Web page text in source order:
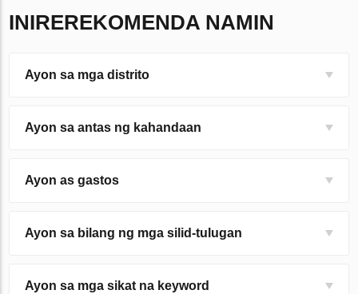
INIREREKOMENDA NAMIN
Ayon sa mga distrito
Ayon sa antas ng kahandaan
Ayon as gastos
Ayon sa bilang ng mga silid-tulugan
Ayon sa mga sikat na keyword